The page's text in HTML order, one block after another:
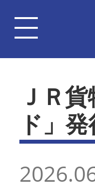
ＪＲ
ド」